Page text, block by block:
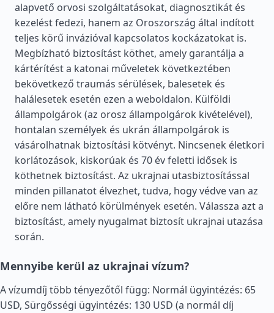
alapvető orvosi szolgáltatásokat, diagnosztikát és
kezelést fedezi, hanem az Oroszország által indított
teljes körű invázióval kapcsolatos kockázatokat is.
Megbízható biztosítást köthet, amely garantálja a
kártérítést a katonai műveletek következtében
bekövetkező traumás sérülések, balesetek és
halálesetek esetén ezen a weboldalon. Külföldi
állampolgárok (az orosz állampolgárok kivételével),
hontalan személyek és ukrán állampolgárok is
vásárolhatnak biztosítási kötvényt. Nincsenek életkori
korlátozások, kiskorúak és 70 év feletti idősek is
köthetnek biztosítást. Az ukrajnai utasbiztosítással
minden pillanatot élvezhet, tudva, hogy védve van az
előre nem látható körülmények esetén. Válassza azt a
biztosítást, amely nyugalmat biztosít ukrajnai utazása
során.
Mennyibe kerül az ukrajnai vízum?
A vízumdíj több tényezőtől függ: Normál ügyintézés: 65
USD, Sürgősségi ügyintézés: 130 USD (a normál díj